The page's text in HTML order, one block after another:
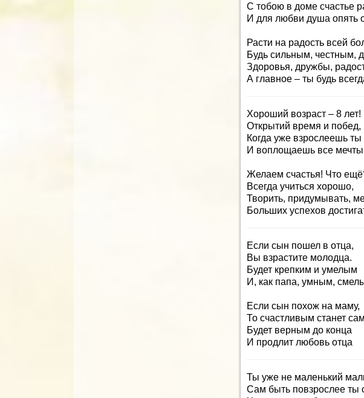
С тобою в доме счастье
И для любви душа опять
Расти на радость всей
Будь сильным, честным,
Здоровья, дружбы,
А главное – ты будь
Хороший возраст – 8 лет!
Открытий время и побед,
Когда уже взрослеешь ты
И воплощаешь все
Желаем счастья! Что
Всегда учиться хорошо,
Творить, придумывать,
Больших успехов
Если сын пошел в отца,
Вы взрастите молодца.
Будет крепким и умелым
И, как папа, умным,
Если сын похож на маму,
То счастливым станет
Будет верным до конца
И продлит любовь отца
Ты уже не маленький
Сам быть повзрослее ты